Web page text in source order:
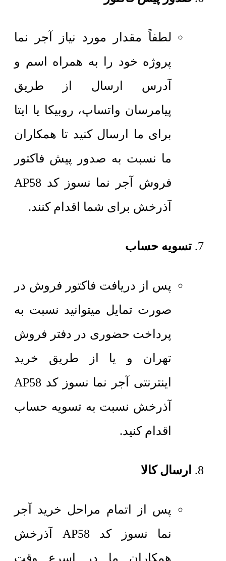
لطفاً مقدار مورد نیاز آجر نما
پروژه خود را به همراه اسم و
آدرس ارسال از طریق
پیامرسان واتساپ، روبیکا یا ایتا
برای ما ارسال کنید تا همکاران
ما نسبت به صدور پیش فاکتور
فروش آجر نما نسوز کد AP58
آذرخش برای شما اقدام کنند.
تسویه حساب
پس از دریافت فاکتور فروش در
صورت تمایل میتوانید نسبت به
پرداخت حضوری در دفتر فروش
تهران و یا از طریق خرید
اینترنتی آجر نما نسوز کد AP58
آذرخش نسبت به تسویه حساب
اقدام کنید.
ارسال کالا
پس از اتمام مراحل خرید آجر
نما نسوز کد AP58 آذرخش
همکاران ما در اسرع وقت